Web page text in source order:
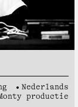
Nederlands
productie